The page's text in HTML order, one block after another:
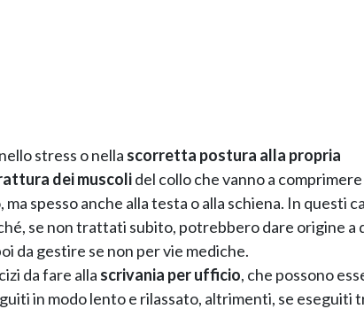
stress o nella scorretta postura alla propria
dei muscolidel collo che vanno a comprimere
spesso anche alla testa o alla schiena. In questi
se non trattati subito, potrebbero dare origine a
da gestire se non per vie mediche.
da fare alla scrivania per ufficio, che possono
in modo lento e rilassato, altrimenti, se eseguiti